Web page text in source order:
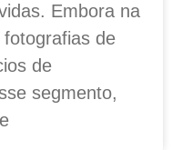
Embora na
de
de
segmento,